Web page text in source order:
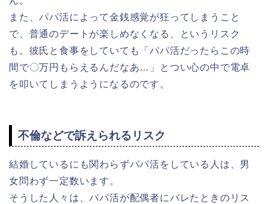
また、パパ活によって金銭感覚が狂ってしまうこと
で、普通のデートが楽しめなくなる、というリスク
も。彼氏と食事をしていても「パパ活だったらこの時
間で〇万円もらえるんだなあ…」とつい心の中で電卓
を叩いてしまうようになるのです。
不倫などで訴えられるリスク
結婚しているにも関わらずパパ活をしている人は、男
女問わず一定数います。
そうした人々は、パパ活が配偶者にバレたときのリス